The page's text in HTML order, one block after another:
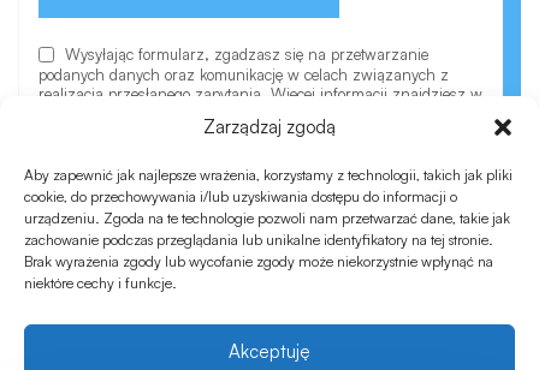
Zarządzaj zgodą
Aby zapewnić jak najlepsze wrażenia, korzystamy z technologii, takich jak pliki
cookie, do przechowywania i/lub uzyskiwania dostępu do informacji o
urządzeniu. Zgoda na te technologie pozwoli nam przetwarzać dane, takie jak
zachowanie podczas przeglądania lub unikalne identyfikatory na tej stronie.
Brak wyrażenia zgody lub wycofanie zgody może niekorzystnie wpłynąć na
niektóre cechy i funkcje.
Akceptuję
Wysyłając formularz, zgadzasz się na przetwarzanie
podanych danych oraz komunikację w celach związanych z
realizacją przesłanego zapytania. Więcej informacji znajdziesz w